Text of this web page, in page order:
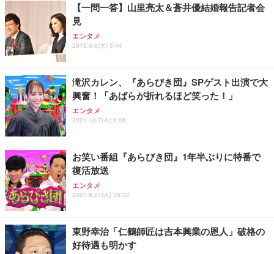
Sezlife オフィスチェア デスクチェア 疲れない テレ
ワーク チェア 強化バックレスト 30度ロッキング機
能 人間工学 椅子 腰サポート 90度跳ね上げ式アーム
ョン PCチェア 通気性メッシュ ゲーミング/勉強/事
務用 おしゃれ パソコンチェア (ブラック)
Sezlife オフィスチェア デスクチェア 疲れない テレ
ワーク チェア 強化バックレスト 30度ロッキング機
能 人間工学 椅子 腰サポート 90度跳ね上げ式アーム
務用 おしゃれ パソコンチェア (ホワイト)
ANDWINT オフィスチェア デスクチェア 肘なし メ
ッシュ 通気性 ランバーサポート付き 腰サポート ガ
ス圧無段階昇降 360度回転 キャスター付き コンパク
【純正品】27"ゲーミングモニター DualSense 充電
フック付き（CFI-ZDM1J）
【整備済み品】Dell E2724HS 27インチ 液晶モニタ
ー フルHD（1920×1080）VA 非光沢 HDMI/DisplayP
ort/VGA スピーカー内蔵 高さ調整 スイベル VESA対
【MiniLED/24.5inch/280Hz/FHD】GRAPHT THE S
HOOTER Gaming Monitor 24” Essential ゲーミン
グモニター QD 24.5インチ 1ms FHD 量子ドット 残
ネオ・ルーライフ ネオ・オムツ L 中型犬用 26枚入
り 単品
Smart Basic(スマートベーシック) 【Amazon.co.jp
限定】 Smart Basic アイリスオーヤマ ペットシーツ
超厚型 お徳用 ワイド 100枚入 (x 1) (ケース販売)
アイリスオーヤマ ペットシーツ 超厚型 お徳用 レギ
ュラー 200枚入【Amazon.co.jp限定】
【一問一答】山里亮太＆蒼井優結婚報告記者会
見
エンタメ
2019.6.6(木) 5:44
滝沢カレン、『あらびき団』SPゲスト出演で大
興奮！「あばらが折れるほど笑った！」
エンタメ
2021.10.7(木) 9:06
お笑い番組『あらびき団』1年半ぶりに特番で
復活放送
エンタメ
2021.9.21(火) 15:32
東野幸治「仁鶴師匠は吉本興業の恩人」破格の
好待遇も明かす